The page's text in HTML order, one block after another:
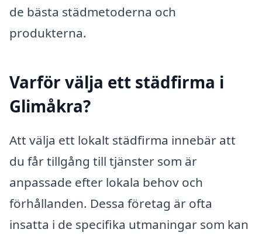
de bästa städmetoderna och
produkterna.
Varför välja ett städfirma i
Glimåkra?
Att välja ett lokalt städfirma innebär att
du får tillgång till tjänster som är
anpassade efter lokala behov och
förhållanden. Dessa företag är ofta
insatta i de specifika utmaningar som kan